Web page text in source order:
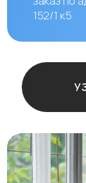
+ 7
Наши
мкр. Кайрат